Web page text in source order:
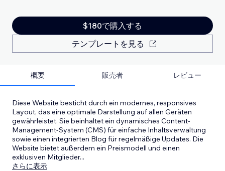
$180で購入する
テンプレートを見る
概要 販売者 レビュー
Diese Website besticht durch ein modernes, responsives
Layout, das eine optimale Darstellung auf allen Geräten
gewährleistet. Sie beinhaltet ein dynamisches Content-
Management-System (CMS) für einfache Inhaltsverwaltung
sowie einen integrierten Blog für regelmäßige Updates. Die
Website bietet außerdem ein Preismodell und einen
exklusiven Mitglieder...
さらに表示